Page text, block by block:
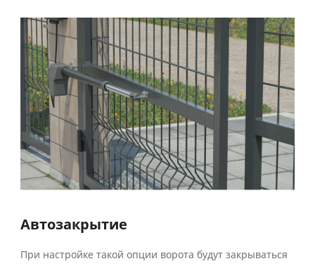
Автозакрытие
При настройке такой опции ворота будут закрываться